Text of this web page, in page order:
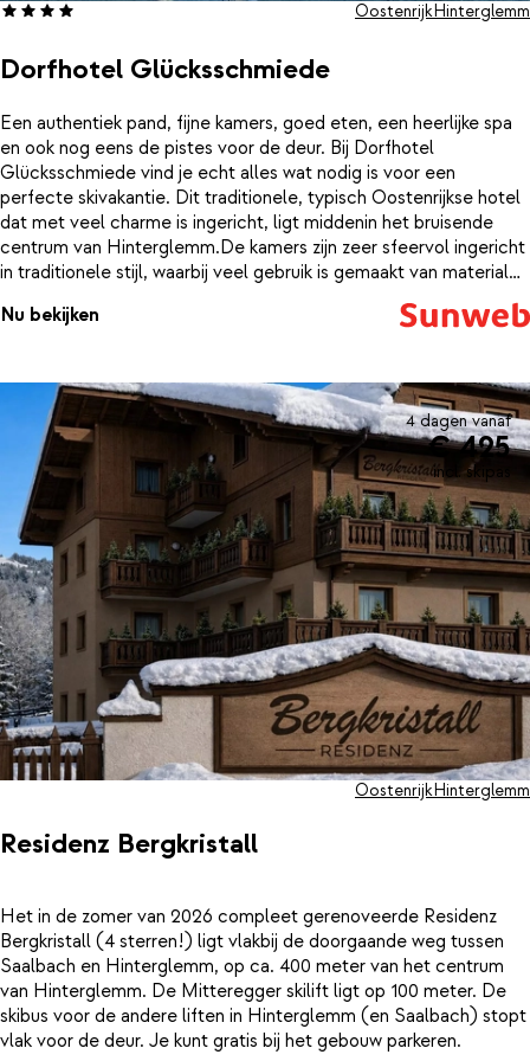
Dorfhotel Glücksschmiede
OostenrijkHinterglemm
Een authentiek pand, fijne kamers, goed eten, een heerlijke spa
en ook nog eens de pistes voor de deur. Bij Dorfhotel
Glücksschmiede vind je echt alles wat nodig is voor een
perfecte skivakantie. Dit traditionele, typisch Oostenrijkse hotel
dat met veel charme is ingericht, ligt middenin het bruisende
centrum van Hinterglemm.De kamers zijn zeer sfeervol ingericht
in traditionele stijl, waarbij veel gebruik is gemaakt van materialen
uit de streek, zoals o.a. hout. Onder de lekkere dubbeldikke
Oostenrijkse dekbedden zul je ’s nachts zeker heel goed
bij de buitenbar is het na het skiën vaak heel gezellig; geniet hier
van een lekker après-ski drankje en de ondergaande zon. Zin om
lekker te ontspannen? Duik dan eens de mooie ‘Almdorf Spa’ in!
Hier vind een overdekt zwembad en verschillende sauna’s om te
relaxen. Voor de kleintjes is er het speciale Mickey Mouse
zwembad, waar ze naar hartenlust kunnen spetteren en
zwemmen.
Nu bekijken
4 dagen vanaf
€ 425
incl. skipas
Residenz Bergkristall
OostenrijkHinterglemm
Het in de zomer van 2026 compleet gerenoveerde Residenz
Bergkristall (4 sterren!) ligt vlakbij de doorgaande weg tussen
Saalbach en Hinterglemm, op ca. 400 meter van het centrum
van Hinterglemm. De Mitteregger skilift ligt op 100 meter. De
skibus voor de andere liften in Hinterglemm (en Saalbach) stopt
vlak voor de deur. Je kunt gratis bij het gebouw parkeren.